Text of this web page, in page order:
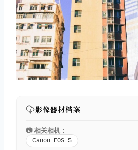
影像器材档案
📷 相关相机：
Canon EOS 5